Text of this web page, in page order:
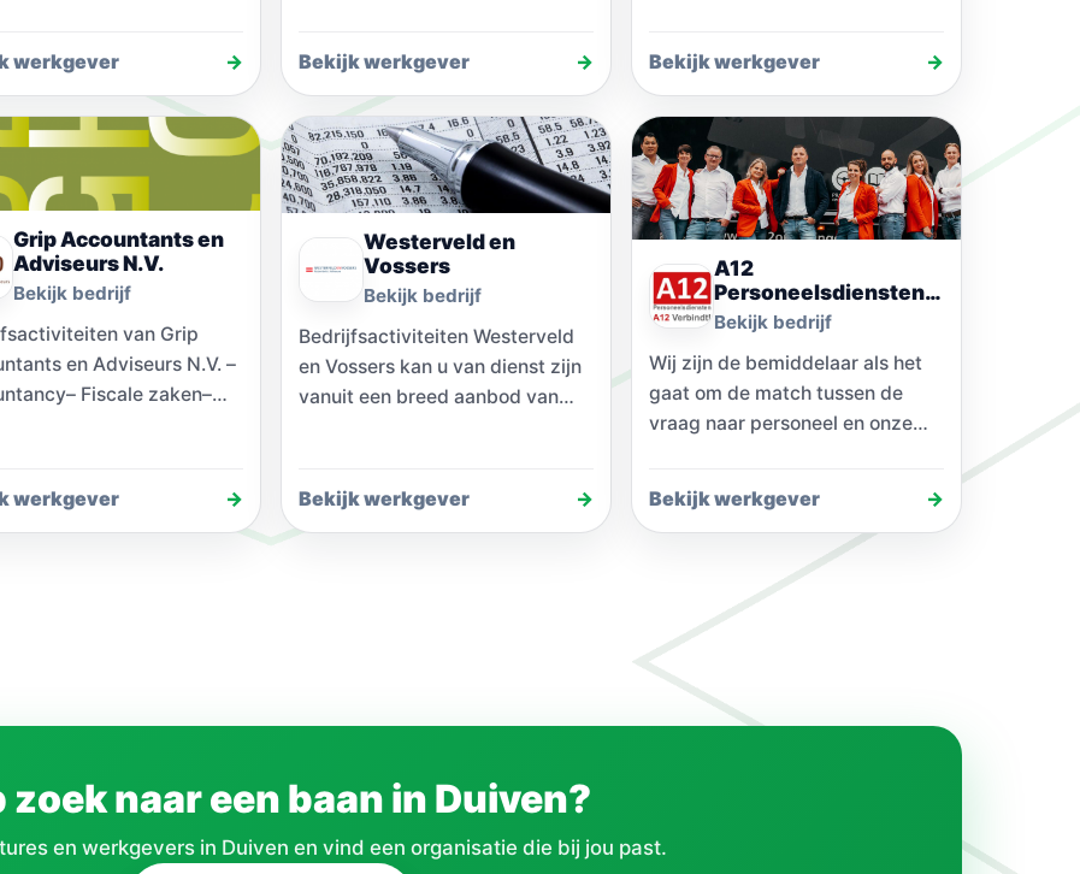
werkgever → Bekijk werkgever → Bekijk werkgever →
Grip Accountants en
Adviseurs N.V.
Bekijk bedrijf
van Grip
en Adviseurs N.V. –
Fiscale zaken–
werkgever →
Westerveld en
Vossers
Bekijk bedrijf
Bedrijfsactiviteiten Westerveld
en Vossers kan u van dienst zijn
vanuit een breed aanbod van
maar…
Bekijk werkgever →
A12
Personeelsdiensten
B.V.
Bekijk bedrijf
Wij zijn de bemiddelaar als het
gaat om de match tussen de
vraag naar personeel en onze
Bekijk werkgever →
zoek naar een baan in Duiven?
en werkgevers in Duiven en vind een organisatie die bij jou past.